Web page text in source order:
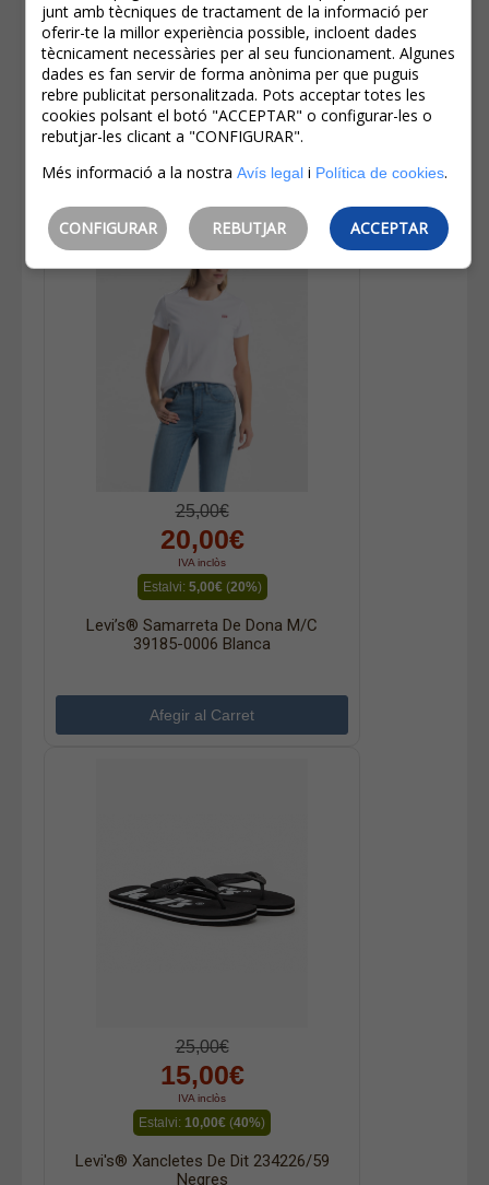
IVA inclòs
Estalvi:5,00€(20%)
Levi's® Samarreta D'home De M/c
56605-0149 Gris Fosc
25,00€
20,00€
IVA inclòs
Estalvi: 5,00€(20%)
Levi’s® Samarreta De Dona M/c
39185-0006 Blanca
25,00€
15,00€
IVA inclòs
Estalvi: 10,00€ (40%)
Levi's® Xancletes De Dit 234226/59
Negres
junt amb tècniques de tractament de la informació per
oferir-te la millor experiència possible, incloent dades
tècnicament necessàries per al seu funcionament. Algunes
dades es fan servir de forma anònima per que puguis
rebre publicitat personalitzada. Pots acceptar totes les
cookies polsant el botó "ACCEPTAR" o configurar-les o
rebutjar-les clicant a "CONFIGURAR".
Més informació a la nostra Avís legali Política de cookies.
CONFIGURAR REBUTJAR ACCEPTAR